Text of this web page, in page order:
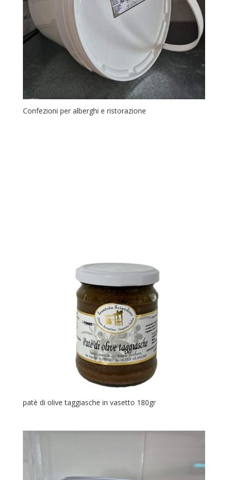
Confezioni per alberghi e ristorazione
patè di olive taggiasche in vasetto 180gr